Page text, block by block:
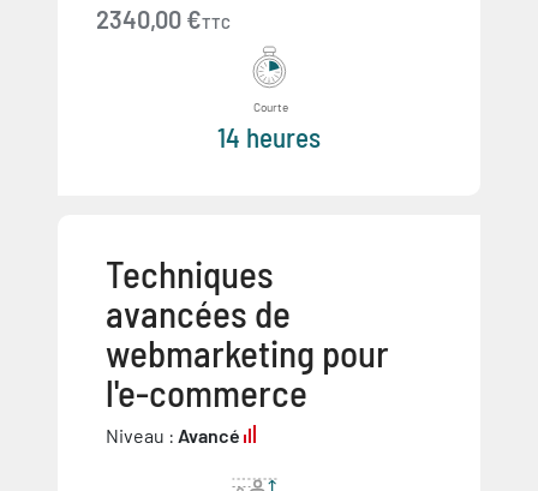
2340,00 €TTC
Courte
14 heures
Techniques
avancées de
webmarketing pour
l'e-commerce
Niveau : Avancé